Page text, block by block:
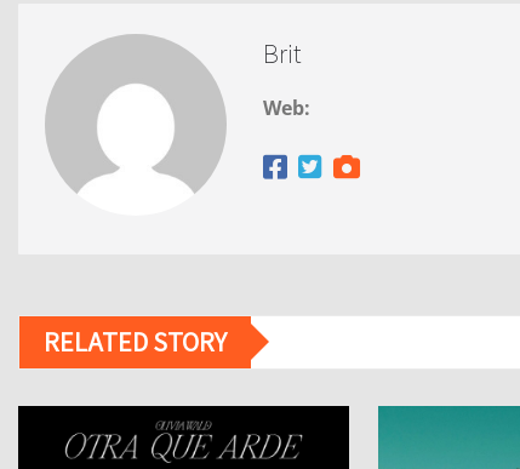
Brit
Web:
RELATED STORY